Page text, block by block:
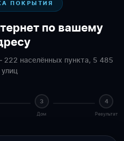
ПОКРЫТИЯ
по вашему
населённых пункта, 5 485
улиц
3
Дом
4
Результат